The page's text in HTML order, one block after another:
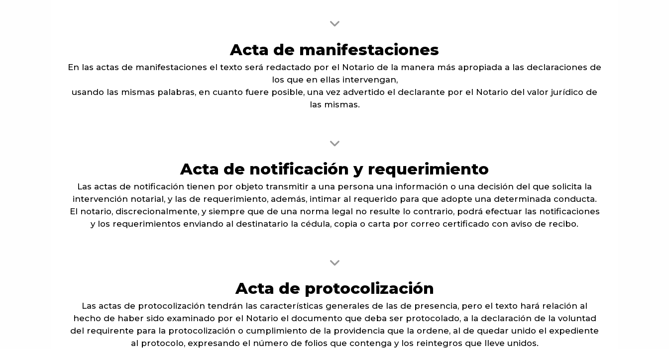
Acta de manifestaciones
En las actas de manifestaciones el texto será redactado por el Notario de la manera más apropiada a las declaraciones de
los que en ellas intervengan,
usando las mismas palabras, en cuanto fuere posible, una vez advertido el declarante por el Notario del valor jurídico de
las mismas.
Acta de notificación y requerimiento
Las actas de notificación tienen por objeto transmitir a una persona una información o una decisión del que solicita la
intervención notarial, y las de requerimiento, además, intimar al requerido para que adopte una determinada conducta.
El notario, discrecionalmente, y siempre que de una norma legal no resulte lo contrario, podrá efectuar las notificaciones
y los requerimientos enviando al destinatario la cédula, copia o carta por correo certificado con aviso de recibo.
Acta de protocolización
Las actas de protocolización tendrán las características generales de las de presencia, pero el texto hará relación al
hecho de haber sido examinado por el Notario el documento que deba ser protocolado, a la declaración de la voluntad
del requirente para la protocolización o cumplimiento de la providencia que la ordene, al de quedar unido el expediente
al protocolo, expresando el número de folios que contenga y los reintegros que lleve unidos.